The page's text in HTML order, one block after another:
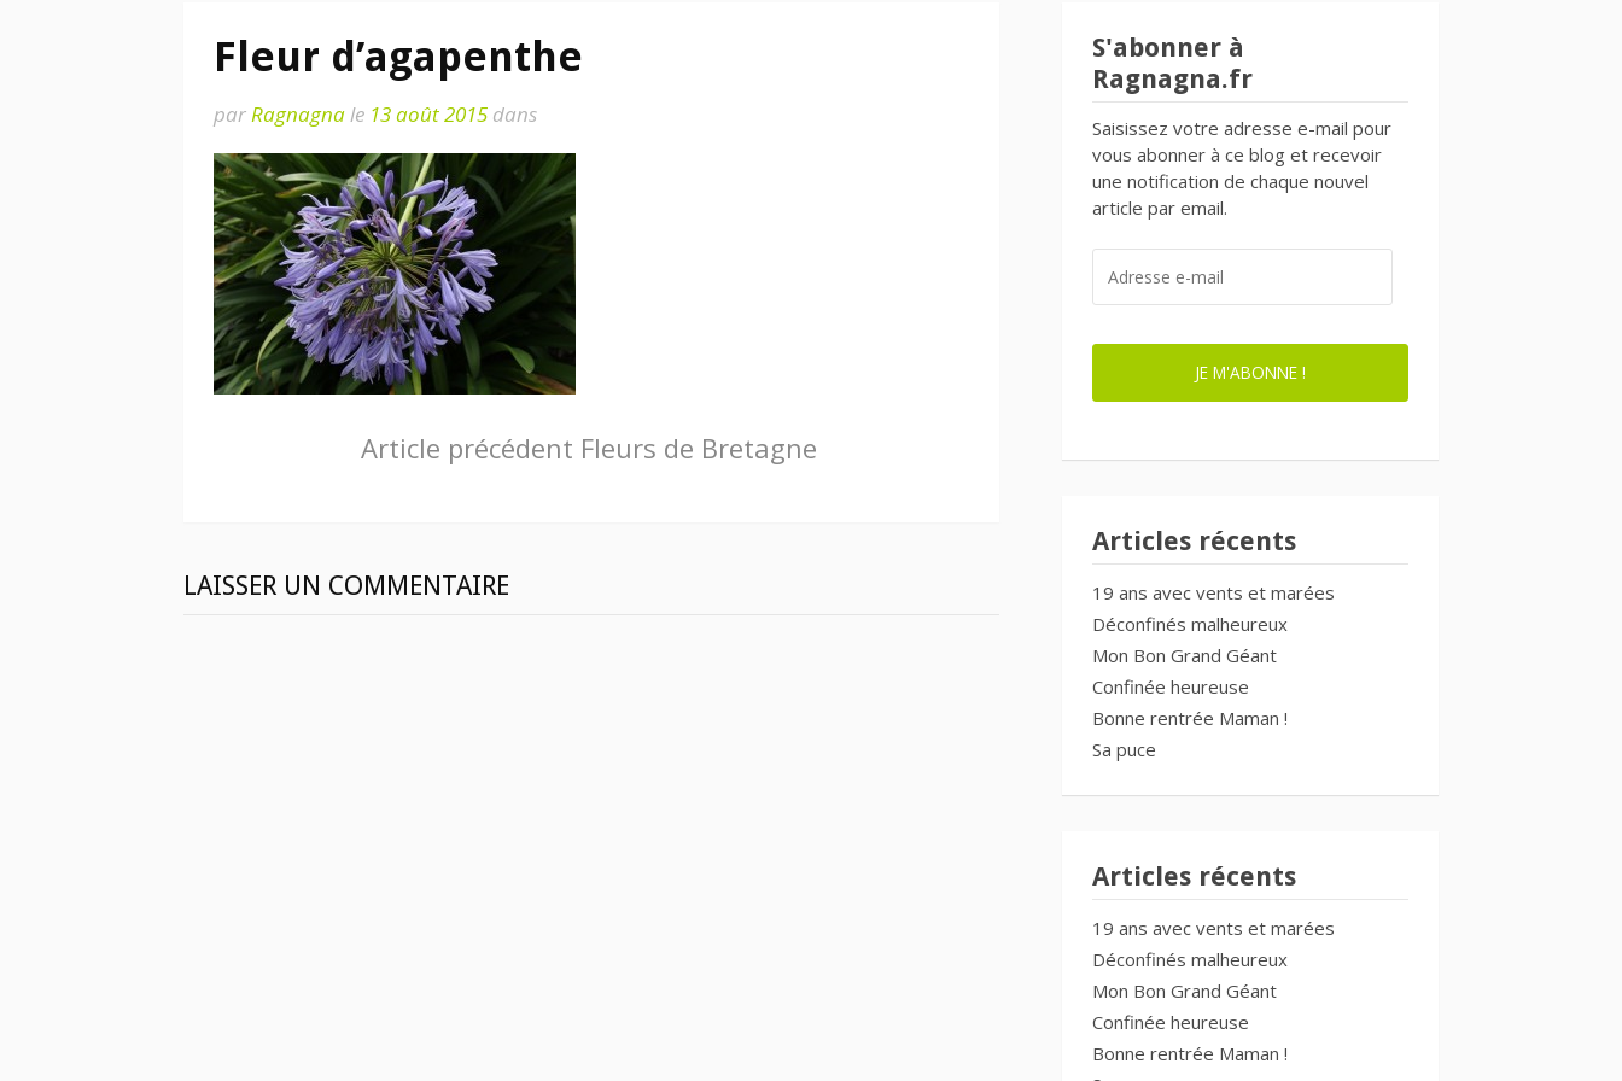
Fleur d’agapenthe
parRagnagnale 13 août 2015 dans
Article précédent Fleurs de Bretagne
LAISSER UN COMMENTAIRE
S'abonner à
Ragnagna.fr
Saisissez votre adresse e-mail pour
vous abonner à ce blog et recevoir
une notification de chaque nouvel
article par email.
MAIL
JE M'ABONNE !
Articles récents
19 ans avec vents et marées
Déconfinés malheureux
Mon Bon Grand Géant
Confinée heureuse
Bonne rentrée Maman !
Sa puce
Articles récents
19 ans avec vents et marées
Déconfinés malheureux
Mon Bon Grand Géant
Confinée heureuse
Bonne rentrée Maman !